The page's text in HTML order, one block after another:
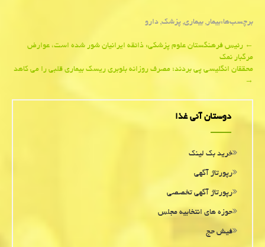
برچسب‌ها:بیمار,بیماری,پزشك,دارو
Post
navigation
←رئیس فرهنگستان علوم پزشكی: ذائقه ایرانیان شور شده است، عوارض
مرگبار نمك
محققان انگلیسی پی بردند؛ مصرف روزانه بلوبری ریسك بیماری قلبی را می كاهد
→
دوستان آنی غذا
خرید بک لینک
رپورتاژ آگهی
رپورتاژ آگهی تخصصی
حوزه های انتخابیه مجلس
فیش حج